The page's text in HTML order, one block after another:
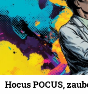
Hocus POCUS,